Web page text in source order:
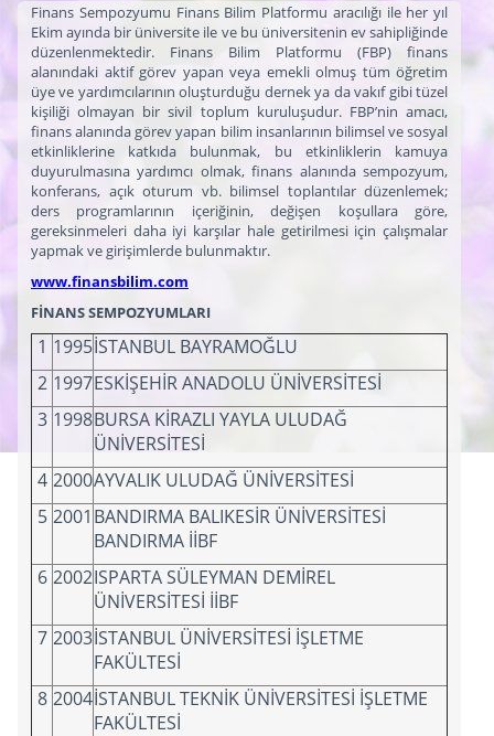
Finans Sempozyumu Finans Bilim Platformu aracılığı ile her yıl
Ekim ayında bir üniversite ile ve bu üniversitenin ev sahipliğinde
düzenlenmektedir. Finans Bilim Platformu (FBP) finans
alanındaki aktif görev yapan veya emekli olmuş tüm öğretim
üye ve yardımcılarının oluşturduğu dernek ya da vakıf gibi tüzel
kişiliği olmayan bir sivil toplum kuruluşudur. FBP’nin amacı,
finans alanında görev yapan bilim insanlarının bilimsel ve sosyal
etkinliklerine katkıda bulunmak, bu etkinliklerin kamuya
duyurulmasına yardımcı olmak, finans alanında sempozyum,
konferans, açık oturum vb. bilimsel toplantılar düzenlemek;
ders programlarının içeriğinin, değişen koşullara göre,
gereksinmeleri daha iyi karşılar hale getirilmesi için çalışmalar
yapmak ve girişimlerde bulunmaktır.
www.finansbilim.com
FİNANS SEMPOZYUMLARI
1 1995İSTANBUL BAYRAMOĞLU
2 1997ESKİŞEHİR ANADOLU ÜNİVERSİTESİ
3 1998BURSA KİRAZLI YAYLA ULUDAĞ
ÜNİVERSİTESİ
4 2000AYVALIK ULUDAĞ ÜNİVERSİTESİ
5 2001 BANDIRMA BALIKESİR ÜNİVERSİTESİ
BANDIRMA İİBF
6 2002ISPARTA SÜLEYMAN DEMİREL
ÜNİVERSİTESİ İİBF
7 2003İSTANBUL ÜNİVERSİTESİ İŞLETME
FAKÜLTESİ
8 2004İSTANBUL TEKNİK ÜNİVERSİTESİ İŞLETME
FAKÜLTESİ